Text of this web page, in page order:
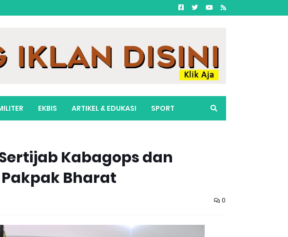
EKBIS ARTIKEL & EDUKASI SPORT
Kabagops dan
Bharat
0